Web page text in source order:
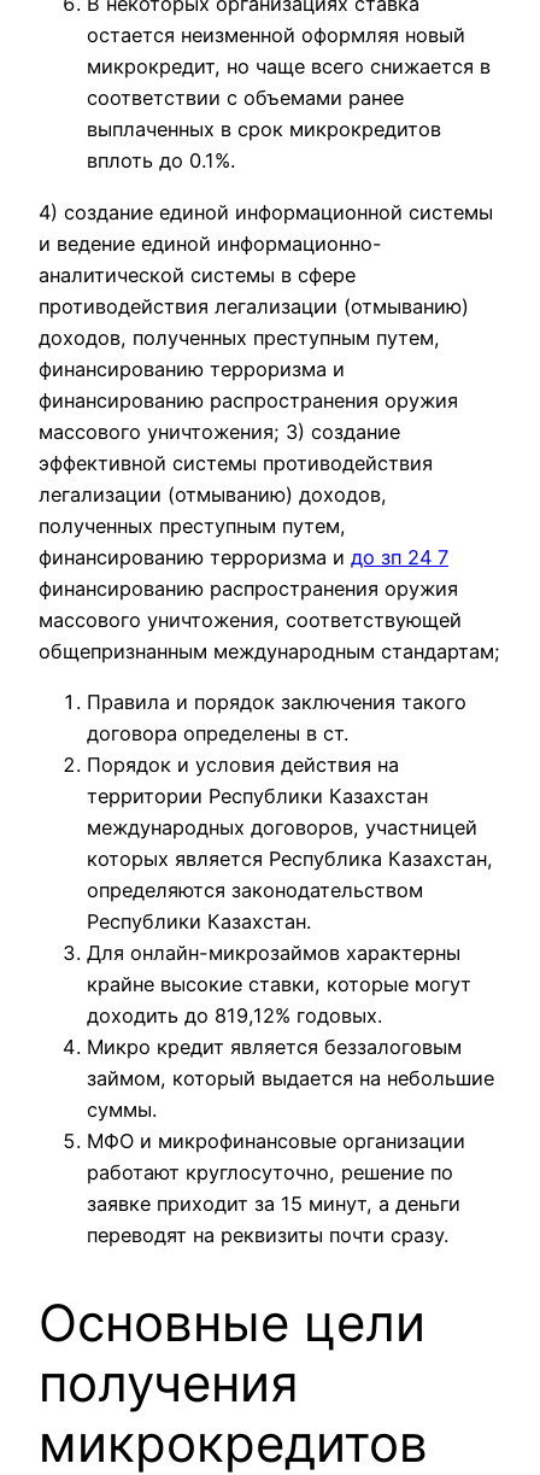
остается неизменной оформляя новый
микрокредит, но чаще всего снижается в
соответствии с объемами ранее
выплаченных в срок микрокредитов
вплоть до 0.1%.
4) создание единой информационной системы
и ведение единой информационно-
аналитической системы в сфере
противодействия легализации (отмыванию)
доходов, полученных преступным путем,
финансированию терроризма и
финансированию распространения оружия
массового уничтожения; 3) создание
эффективной системы противодействия
легализации (отмыванию) доходов,
полученных преступным путем,
финансированию терроризма и до зп 24 7
финансированию распространения оружия
массового уничтожения, соответствующей
общепризнанным международным стандартам;
Правила и порядок заключения такого
договора определены в ст.
Порядок и условия действия на
территории Республики Казахстан
международных договоров, участницей
которых является Республика Казахстан,
определяются законодательством
Республики Казахстан.
Для онлайн-микрозаймов характерны
крайне высокие ставки, которые могут
доходить до 819,12% годовых.
Микро кредит является беззалоговым
займом, который выдается на небольшие
суммы.
МФО и микрофинансовые организации
работают круглосуточно, решение по
заявке приходит за 15 минут, а деньги
переводят на реквизиты почти сразу.
Основные цели
получения
микрокредитов